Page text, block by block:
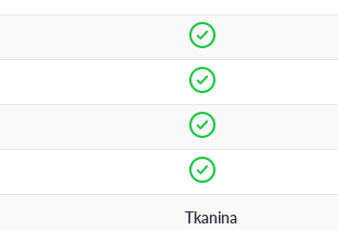
Tkanina